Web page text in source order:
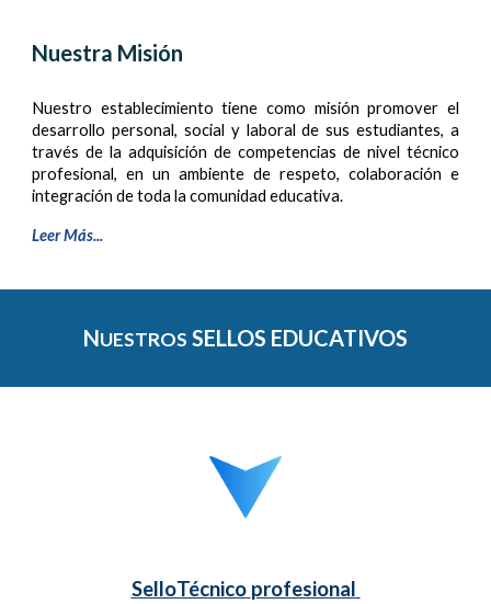
Nuestra Misión
Nuestro establecimiento tiene como misión promover el
desarrollo personal, social y laboral de sus estudiantes, a
través de la adquisición de competencias de nivel técnico
profesional, en un ambiente de respeto, colaboración e
integración de toda la comunidad educativa.
Leer Más...
NUESTROS SELLOS EDUCATIVOS
SelloTécnico profesional